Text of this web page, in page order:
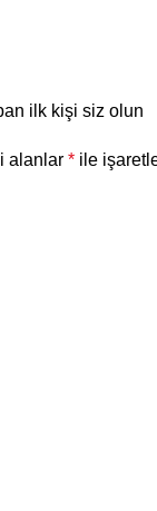
ilk kişi siz olun
alanlar * ile